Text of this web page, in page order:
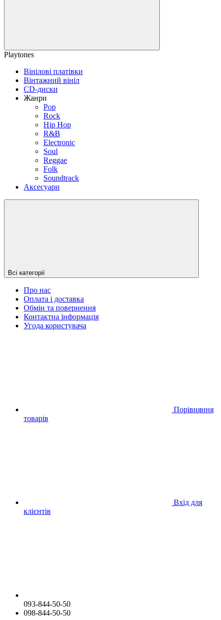
Playtones
Вінілові платівки
Вінтажний вініл
CD-диски
Жанри
Pop
Rock
Hip Hop
R&B
Electronic
Soul
Reggae
Folk
Soundtrack
Аксесуари
Всі категорії
Про нас
Оплата і доставка
Обмін та повернення
Контактна інформація
Угода користувача
Порівняння
товарів
Вхід для
клієнтів
093-844-50-50
098-844-50-50